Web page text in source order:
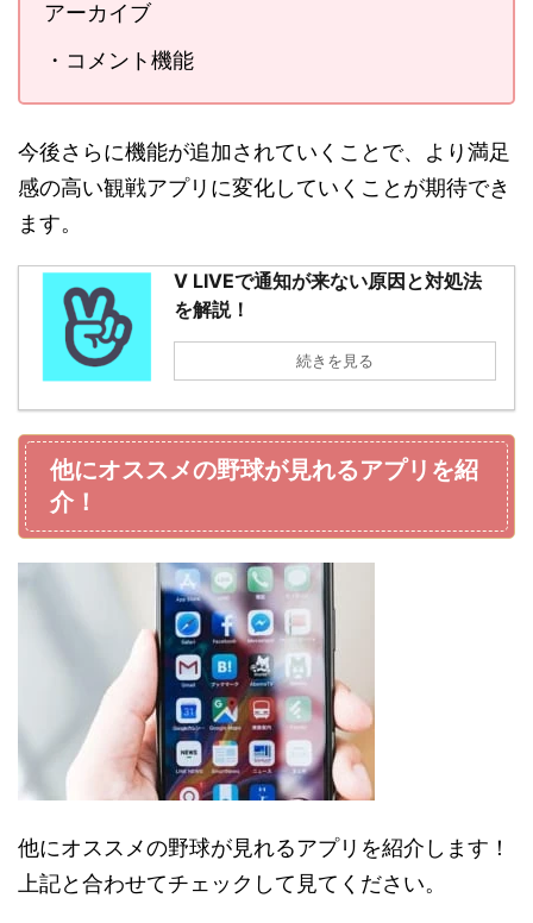
アーカイブ
・コメント機能
今後さらに機能が追加されていくことで、より満足
感の高い観戦アプリに変化していくことが期待でき
ます。
V LIVEで通知が来ない原因と対処法
を解説！
続きを見る
他にオススメの野球が見れるアプリを紹
介！
他にオススメの野球が見れるアプリを紹介します！
上記と合わせてチェックして見てください。